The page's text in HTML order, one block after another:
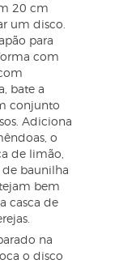
20 cm
um disco.
para
com
bate a
conjunto
Adiciona
o
de limão,
de baunilha
bem
casca de
na
o disco